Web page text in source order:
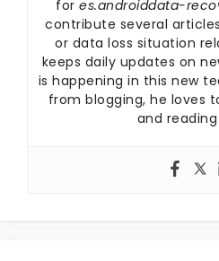
for es.androiddata-
contribute several
or data loss situation
keeps daily updates on
is happening in this new
from blogging, he loves
and reading